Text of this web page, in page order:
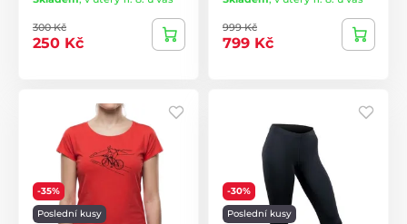
300 Kč
250 Kč
999 Kč
799 Kč
-35%
Poslední kusy
-30%
Poslední kusy